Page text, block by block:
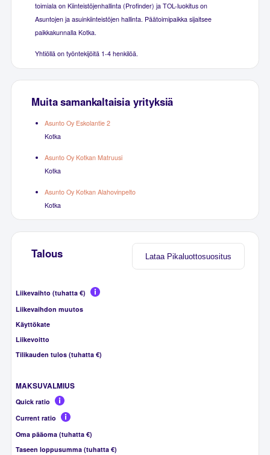
toimiala on Kiinteistöjenhallinta (Profinder) ja TOL-luokitus on
Asuntojen ja asuinkiinteistöjen hallinta. Päätoimipaikka sijaitsee
paikkakunnalla Kotka.
Yhtiöllä on työntekijöitä 1-4 henkilöä.
Muita samankaltaisia yrityksiä
Asunto Oy Eskolantie 2
Kotka
Asunto Oy Kotkan Matruusi
Kotka
Asunto Oy Kotkan Alahovinpelto
Kotka
Lataa Pikaluottosuositus
Talous
Liikevaihto (tuhatta €)
Liikevaihdon muutos
Käyttökate
Liikevoitto
Tilikauden tulos (tuhatta €)
MAKSUVALMIUS
Quick ratio
Current ratio
Oma pääoma (tuhatta €)
Taseen loppusumma (tuhatta €)